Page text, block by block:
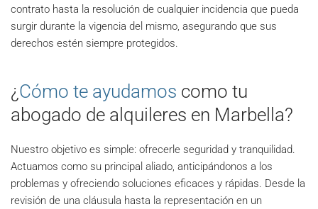
contrato hasta la resolución de cualquier incidencia que pueda
surgir durante la vigencia del mismo, asegurando que sus
derechos estén siempre protegidos.
¿ Cómo te ayudamos como tu
abogado de alquileres en Marbella?
Nuestro objetivo es simple: ofrecerle seguridad y tranquilidad.
Actuamos como su principal aliado, anticipándonos a los
problemas y ofreciendo soluciones eficaces y rápidas. Desde la
revisión de una cláusula hasta la representación en un